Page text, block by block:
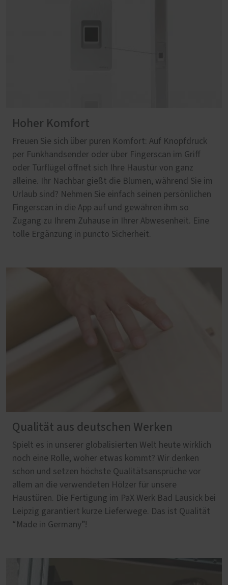
Hoher Komfort
Freuen Sie sich über puren Komfort: Auf Knopfdruck
per Funkhandsender oder über Fingerscan im Griff
oder Türflügel öffnet sich Ihre Haustür von ganz
alleine. Ihr Nachbar gießt die Blumen, während Sie im
Urlaub sind? Nehmen Sie einfach seinen persönlichen
Fingerscan in die App auf und gewähren ihm so
Zugang zu Ihrem Zuhause in Ihrer Abwesenheit. Eine
tolle Ergänzung in puncto Sicherheit.
Qualität aus deutschen Werken
Spielt es in unserer globalisierten Welt heute wirklich
noch eine Rolle, woher etwas kommt? Wir denken
schon und setzen höchste Qualitätsansprüche vor
allem an die verwendeten Hölzer für unsere
Haustüren. Die Fertigung im PaX Werk Bad Lausick bei
Leipzig garantiert kurze Lieferwege. Das ist Qualität
“Made in Germany”!